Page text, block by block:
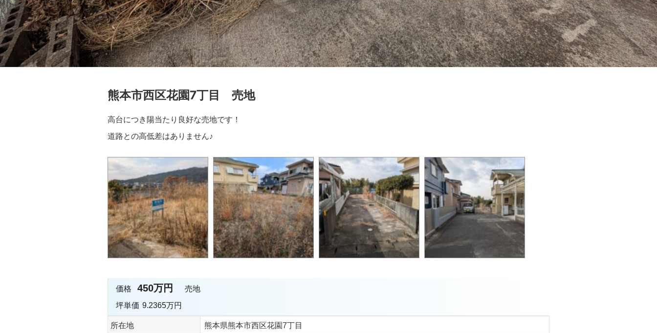
熊本市西区花園7丁目 売地
高台につき陽当たり良好な売地です！
道路との高低差はありません♪
価格 450万円
売地
坪単価 9.2365万円
所在地 熊本県熊本市西区花園7丁目